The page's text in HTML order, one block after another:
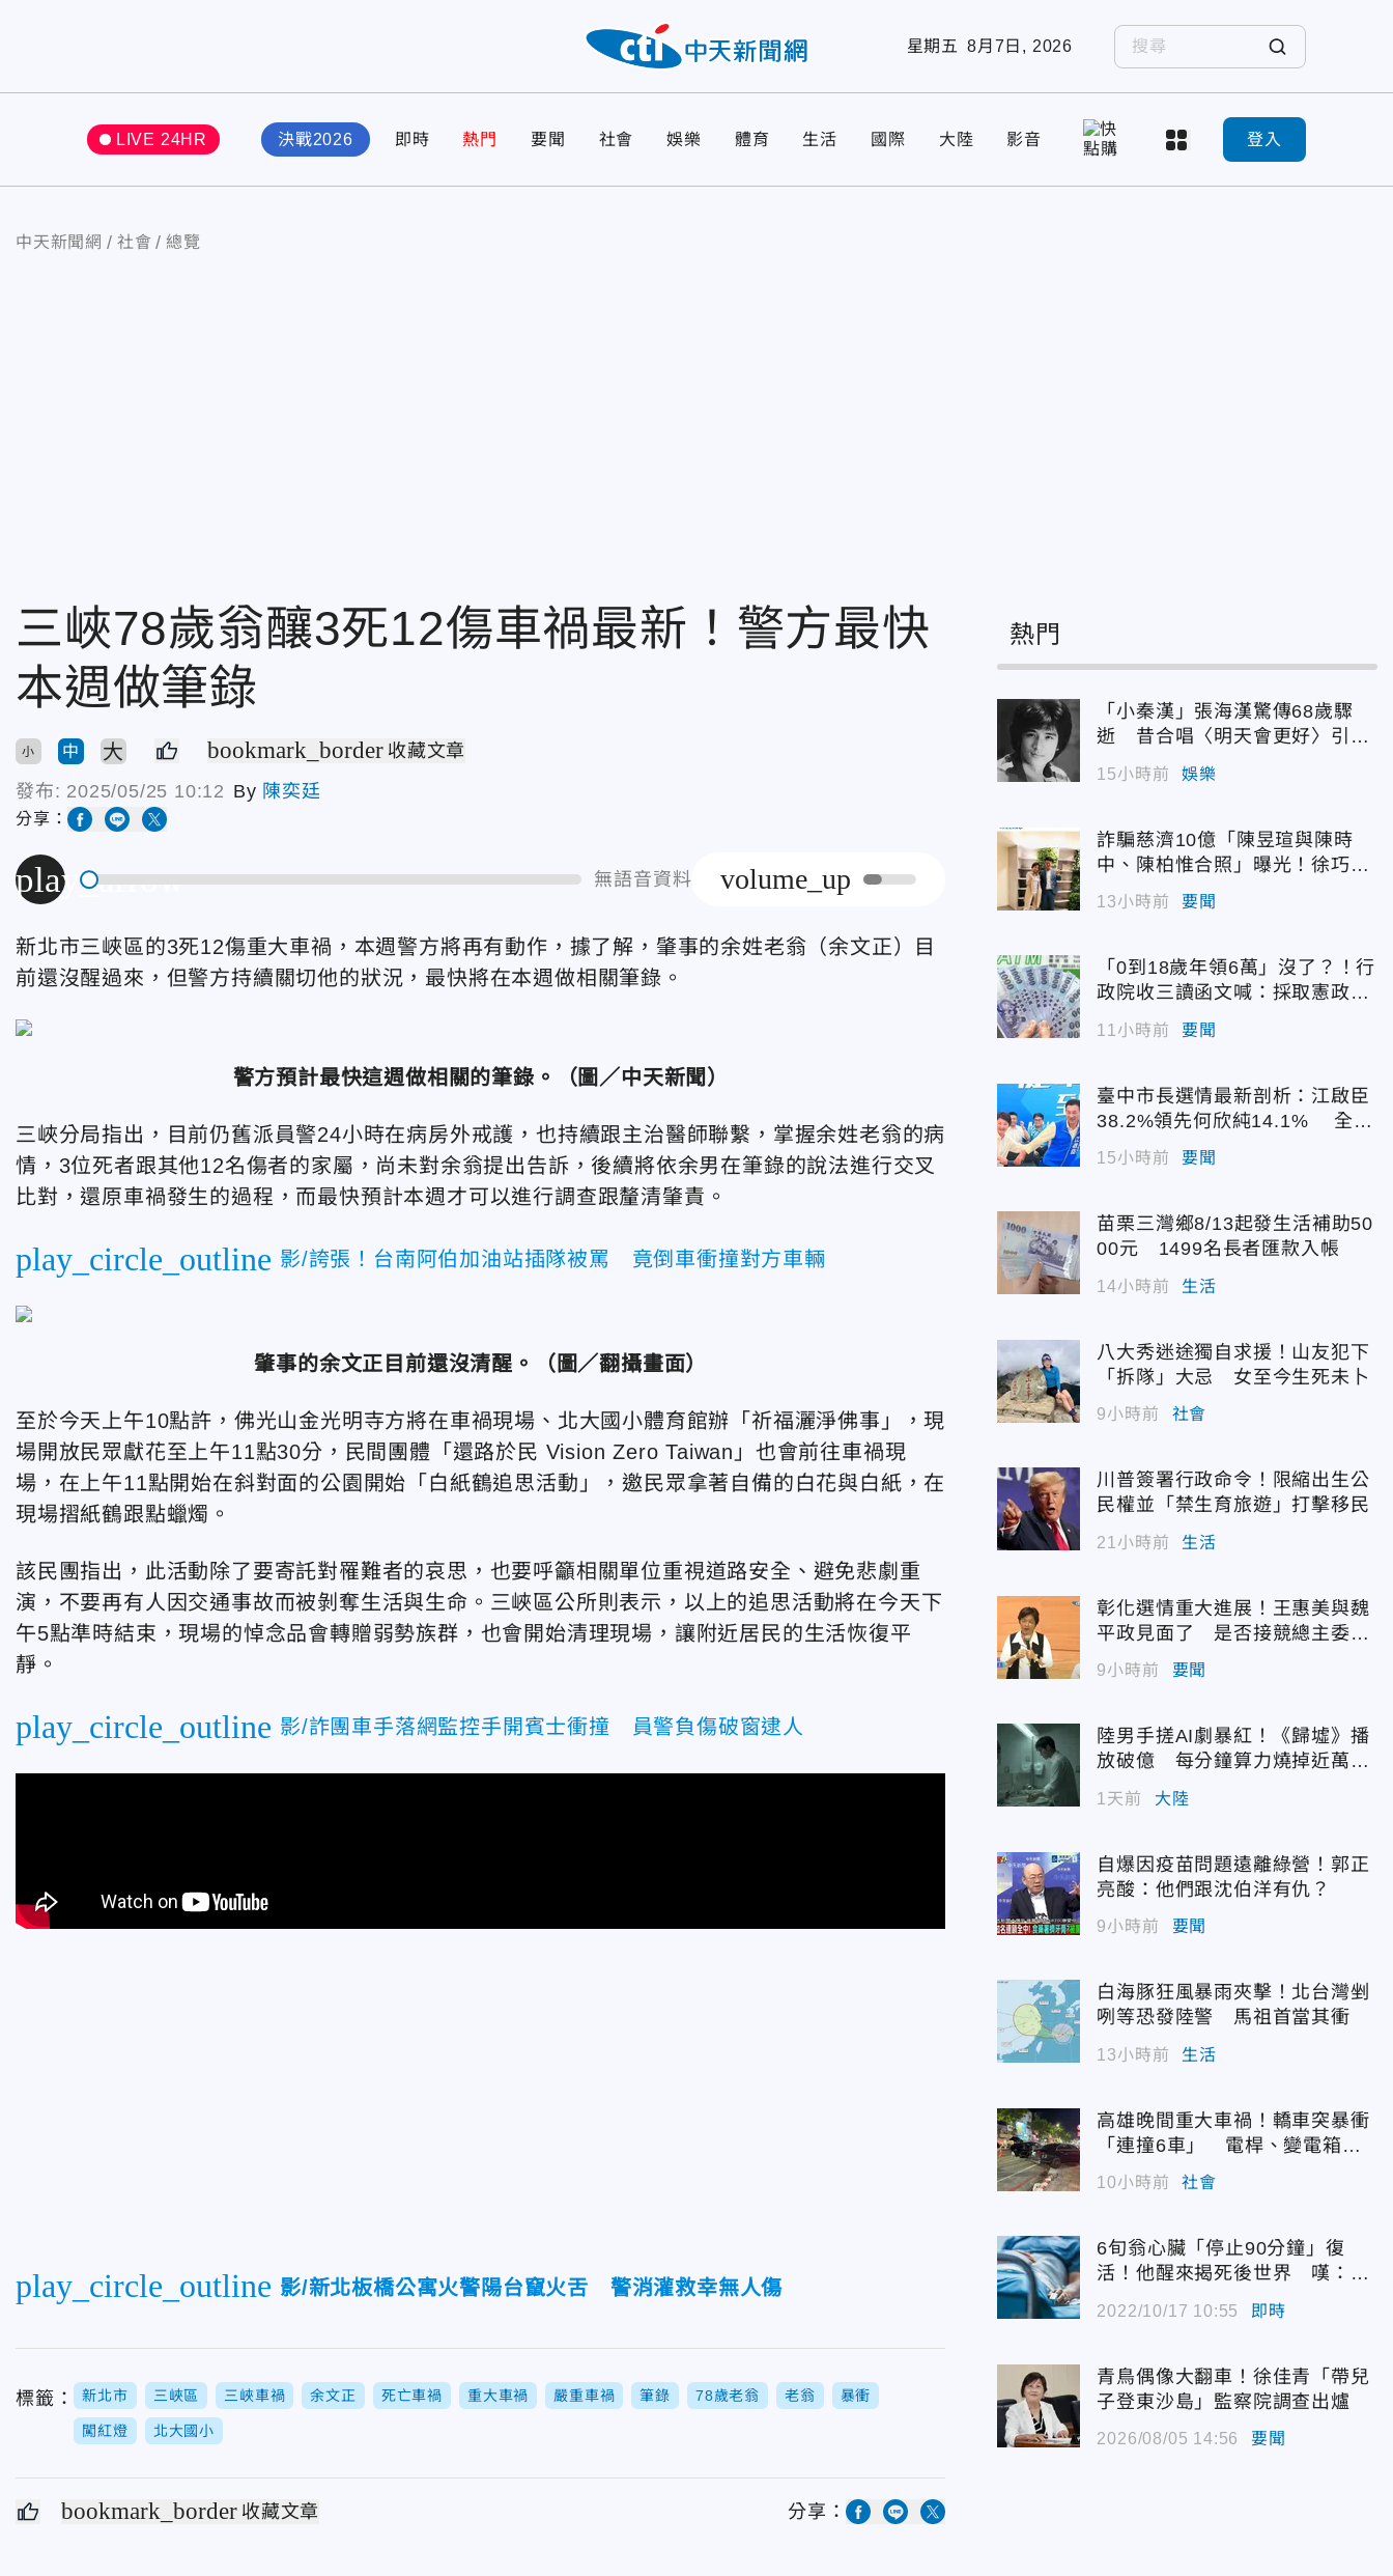
星期五 8月7日, 2026
LIVE 24HR 決戰2026 即時 熱門 要聞 社會 娛樂 體育 生活 國際 大陸 影音 登入
中天新聞網 社會 總覽
三峽78歲翁釀3死12傷車禍最新！警方最快
本週做筆錄
小 中 大 bookmark_border 收藏文章
發布: 2025/05/25 10:12 By 陳奕廷
分享：
play_arrow 無語音資料 volume_up
新北市三峽區的3死12傷重大車禍，本週警方將再有動作，據了解，肇事的余姓老翁（余文正）目
前還沒醒過來，但警方持續關切他的狀況，最快將在本週做相關筆錄。
警方預計最快這週做相關的筆錄。 （圖／中天新聞 ）
三峽分局指出，目前仍舊派員警24小時在病房外戒護，也持續跟主治醫師聯繫，掌握余姓老翁的病
情，3位死者跟其他12名傷者的家屬，尚未對余翁提出告訴，後續將依余男在筆錄的說法進行交叉
比對，還原車禍發生的過程，而最快預計本週才可以進行調查跟釐清肇責。
play_circle_outline 影/誇張！台南阿伯加油站插隊被罵 竟倒車衝撞對方車輛
肇事的余文正目前還沒清醒。 （圖／翻攝畫面）
至於今天上午10點許，佛光山金光明寺方將在車禍現場、北大國小體育館辦「祈福灑淨佛事」，現
場開放民眾獻花至上午11點30分，民間團體「還路於民 Vision Zero Taiwan」也會前往車禍現
場，在上午11點開始在斜對面的公園開始「白紙鶴追思活動」，邀民眾拿著自備的白花與白紙，在
現場摺紙鶴跟點蠟燭。
該民團指出，此活動除了要寄託對罹難者的哀思，也要呼籲相關單位重視道路安全、避免悲劇重
演，不要再有人因交通事故而被剝奪生活與生命。三峽區公所則表示，以上的追思活動將在今天下
午5點準時結束，現場的悼念品會轉贈弱勢族群，也會開始清理現場，讓附近居民的生活恢復平
靜。
play_circle_outline 影/詐團車手落網監控手開賓士衝撞 員警負傷破窗逮人
play_circle_outline 影/新北板橋公寓火警陽台竄火舌 警消灌救幸無人傷
標籤： 新北市 三峽區 三峽車禍 余文正 死亡車禍 重大車禍 嚴重車禍 筆錄 78歲老翁 老翁 暴衝
闖紅燈 北大國小
bookmark_border 收藏文章 分享：
熱門
「小秦漢」張海漢驚傳68歲驟
逝 昔合唱〈明天會更好〉引追
15小時前 娛樂
詐騙慈濟10億「陳昱瑄與陳時
中、陳柏惟合照」曝光！徐巧芯
震撼出手
13小時前 要聞
「0到18歲年領6萬」沒了？！行
政院收三讀函文喊：採取憲政作
11小時前 要聞
臺中市長選情最新剖析：江啟臣
38.2%領先何欣純14.1% 全世
代支持度全面居首
15小時前 要聞
苗栗三灣鄉8/13起發生活補助50
00元 1499名長者匯款入帳
14小時前 生活
八大秀迷途獨自求援！山友犯下
「拆隊」大忌 女至今生死未卜
9小時前 社會
川普簽署行政命令！限縮出生公
民權並「禁生育旅遊」打擊移民
21小時前 生活
彰化選情重大進展！王惠美與魏
平政見面了 是否接競總主委態
度曝光
9小時前 要聞
陸男手搓AI劇暴紅！《歸墟》播
放破億 每分鐘算力燒掉近萬台
1天前 大陸
自爆因疫苗問題遠離綠營！郭正
亮酸：他們跟沈伯洋有仇？
9小時前 要聞
白海豚狂風暴雨夾擊！北台灣剉
咧等恐發陸警 馬祖首當其衝
13小時前 生活
高雄晚間重大車禍！轎車突暴衝
「連撞6車」 電桿、變電箱全
遭殃
10小時前 社會
6旬翁心臟「停止90分鐘」復
活！他醒來揭死後世界 嘆：很
2022/10/17 10:55 即時
青鳥偶像大翻車！徐佳青「帶兒
子登東沙島」監察院調查出爐
2026/08/05 14:56 要聞